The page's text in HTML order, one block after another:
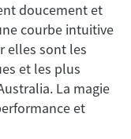
doucement et
courbe intuitive
elles sont les
et les plus
La magie
et